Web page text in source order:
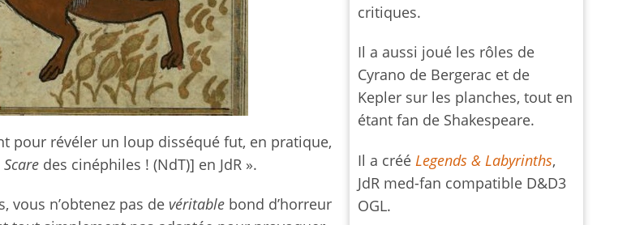
pour révéler un loup disséqué fut, en pratique,
Scare des cinéphiles ! (NdT)] en JdR ».
vous n’obtenez pas de véritable bond d’horreur
critiques.
Il a aussi joué les rôles de
Cyrano de Bergerac et de
Kepler sur les planches, tout en
étant fan de Shakespeare.
Il a créé Legends & Labyrinths,
JdR med-fan compatible D&D3
OGL.